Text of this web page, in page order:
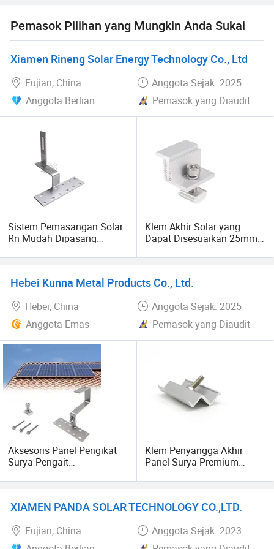
Sistem pemasangan di atap sistem pemasangan Ground
fotovoltaic system
pemasangan katup PV yang fleksibel,
sistem pemasangan katup Solar Tracking System
3. Kekuatan kami:
YURB telah berinvestasi dalam dan membangun 3 basis
karyawan, 000 karyawan, dan area kawasan taman
industri seluas 300, 000 meter persegi, kami memiliki:
Baja stainless steel dan lini produksi baja karbon
Seng-aluminium, produksi
lini produksi pegas
, pengecoran line produksi
wadah produk wadah rawatan line
– lini produksi dari Ground
Pemasok Pilihan yang Mungkin Anda Sukai
Xiamen Rineng Solar Energy Technology Co., Ltd
Fujian, China
Anggota Sejak: 2025
Anggota Berlian
Pemasok yang Diaudit
Sistem Pemasangan Solar
Rn Mudah Dipasang
Keramik
Klem Akhir Solar yang
Dapat Disesuaikan 25mm
Pemasangan Panel Surya
Hebei Kunna Metal Products Co., Ltd.
Hebei, China
Anggota Sejak: 2025
Anggota Emas
Pemasok yang Diaudit
Aksesoris Panel Pengikat
Surya Pengait
Dapat Disesuaikan untuk
Klem Penyangga Akhir
Panel Surya Premium
XIAMEN PANDA SOLAR TECHNOLOGY CO.,LTD.
Fujian, China
Anggota Sejak: 2023